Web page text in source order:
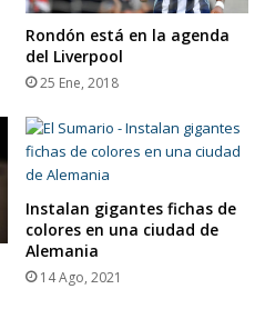
Rondón está en la agenda
del Liverpool
25 Ene, 2018
Instalan gigantes fichas de
colores en una ciudad de
Alemania
14 Ago, 2021